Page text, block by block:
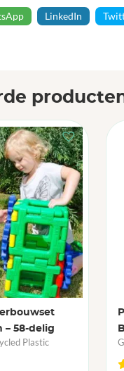
LinkedIn
– 58-delig
Plastic